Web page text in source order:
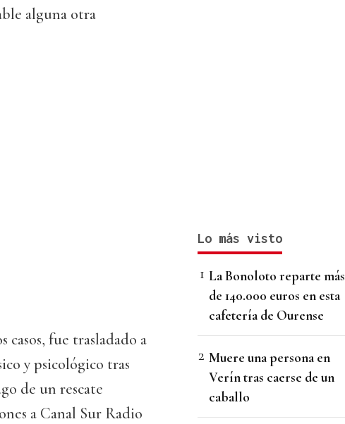
alguna otra
fue trasladado a
y psicológico tras
de un rescate
a Canal Sur Radio
Lo más visto
La Bonoloto reparte más
de 140.000 euros en esta
cafetería de Ourense
Muere una persona en
Verín tras caerse de un
caballo